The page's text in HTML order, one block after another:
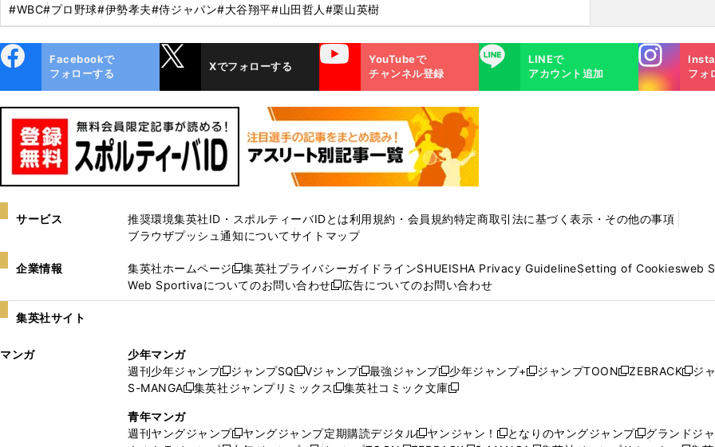
#WBC#プロ野球#伊勢孝夫#侍ジャパン#大谷翔平#山田哲人 #栗山英樹
ok
Facebookで
フォローする
Xでフォローする
YouTube
YouTubeで
チャンネル登録
LINE
LINEで
アカウント追加
Instagra
m
フォ
サービス 推奨環境集英社ID・スポルティーバIDとは利用規約・会員規約特定商取引法に基づく表示・その他の事項
ブラウザプッシュ通知についてサイトマップ
企業情報 集英社ホームページ
新
し
い
ド
ウ
く
集英社プライバシーガイドラインSHUEISHA Privacy GuidelineSetting of Cookiesweb
Web Sportivaについてのお問い合わせ
新
し
ン
ド
開
広告についてのお問い合わせ
集英社サイト
マンガ
少年マンガ
週刊少年ジャンプ
新
し
ィ
ジャンプSQ
新
し
ィ
Vジャンプ
新
し
ィ
最強ジャンプ
新
し
ィ
少年ジャンプ+
新
ィ
ジャンプTOON
新
ィ
ZEBRACK
新
ィ
ジ
S-MANGA
新
い
ウ
集英社ジャンプリミックス
新
ウ
集英社コミック文庫
新
ウ
青年マンガ
週刊ヤングジャンプ
新
ヤングジャンプ定期購読デジタル
新
ヤンジャン！新
となりのヤングジャンプ
新
グランドジ